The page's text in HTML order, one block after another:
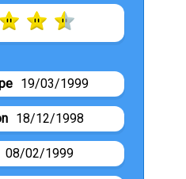
19/03/1999
18/12/1998
08/02/1999